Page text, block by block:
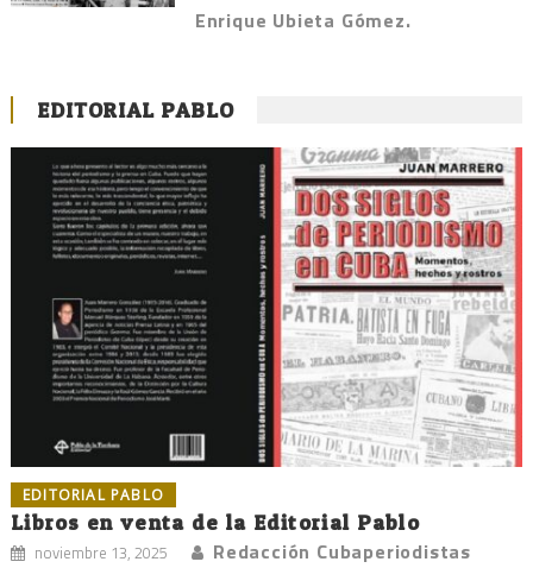
Enrique Ubieta Gómez.
EDITORIAL PABLO
EDITORIAL PABLO
Libros en venta de la Editorial Pablo
noviembre 13, 2025 Redacción Cubaperiodistas